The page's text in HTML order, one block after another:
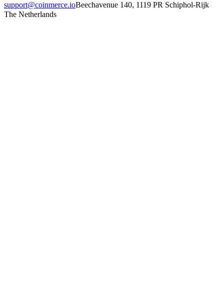
support@coinmerce.ioBeechavenue 140, 1119 PR Schiphol-Rijk
The Netherlands